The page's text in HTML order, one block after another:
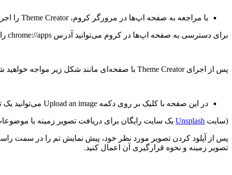
با مراجعه به صفحه اپ‌ها در مرورگر کروم، Theme Creator را اجرا کنید.
برای دسترسی به صفحه اپ‌ها در کروم می‌توانید آدرس chrome://apps را در نوار آدرس تایپ کرده و کلید اینتر را فشار دهید.
پس از اجرای Theme Creator با صفحه‌ای مانند شکل زیر مواجه خواهید شد.
در این صفحه با کلیک بر روی دکمه Upload an image می‌توانید یک تصویر زمینه را از کامپیوتر خود آپلود کرده و به عنوان تصویر اصلی تم استفاده کنید
(سایت Unsplash یک سایت رایگان برای دریافت تصویر زمینه با
پس از آپلود کردن تصویر مورد نظر خود، پیش نمایش تم را در سمت راست
تصویر زمینه و نحوه قرارگیری آن اعمال کنید.